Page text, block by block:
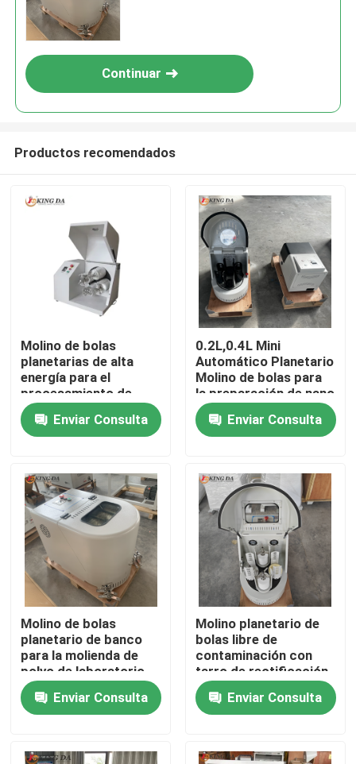
Inicio
Productos
Sobre nosotros
Control de Calidad
Contacto
noticias
Molino de bola planetario
Molino de bola de balanceo
molino de bola del laboratorio
Continuar
Productos recomendados
Molino de bolas
planetarias de alta
energía para el
procesamiento de
materiales de
laboratorio de
molienda de polvo
Enviar Consulta
0.2L,0.4L Mini
Automático Planetario
Molino de bolas para
la preparación de nano
polvo Investigación
avanzada de
materiales
Enviar Consulta
Molino de bolas
planetario de banco
para la molienda de
polvo de laboratorio
universitario y la
investigación
científica
Enviar Consulta
Molino planetario de
bolas libre de
contaminación con
tarro de rectificación
de zirconio para el
procesamiento de
polvo de alta pureza
Enviar Consulta